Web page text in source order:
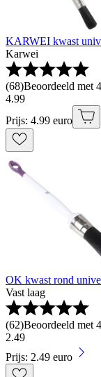
KARWEI kwast
Karwei
(68)Beoordeeld met
4.99
Prijs: 4.99 euro
OK kwast rond
Vast laag
(62)Beoordeeld met
2.49
Prijs: 2.49 euro